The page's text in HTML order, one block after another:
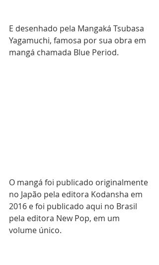
E desenhado pela Mangaká Tsubasa
Yagamuchi, famosa por sua obra em
mangá chamada Blue Period.
O mangá foi publicado originalmente
no Japão pela editora Kodansha em
2016 e foi publicado aqui no Brasil
pela editora New Pop, em um
volume único.